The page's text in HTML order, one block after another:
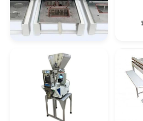
Distribuidor De Manipulador A
Bombonas
Distribuidor De Manipulador A
Caixas
Manipulador De Caixas A
Máquina Embaladora
E Seladora